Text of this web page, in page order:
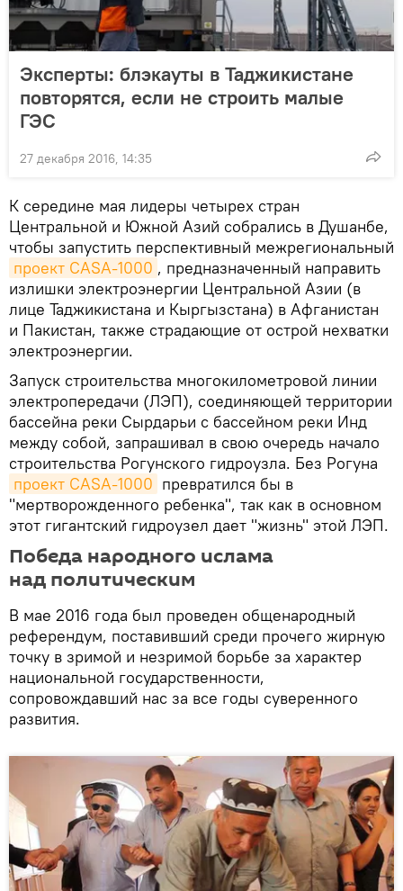
Эксперты: блэкауты в Таджикистане
повторятся, если не строить малые
ГЭС
27 декабря 2016, 14:35
К середине мая лидеры четырех стран
Центральной и Южной Азий собрались в Душанбе,
чтобы запустить перспективный межрегиональный
проект CASA-1000 , предназначенный направить
излишки электроэнергии Центральной Азии (в
лице Таджикистана и Кыргызстана) в Афганистан
и Пакистан, также страдающие от острой нехватки
электроэнергии.
Запуск строительства многокилометровой линии
электропередачи (ЛЭП), соединяющей территории
бассейна реки Сырдарьи с бассейном реки Инд
между собой, запрашивал в свою очередь начало
строительства Рогунского гидроузла. Без Рогуна
проект CASA-1000 превратился бы в
"мертворожденного ребенка", так как в основном
этот гигантский гидроузел дает "жизнь" этой ЛЭП.
Победа народного ислама
над политическим
В мае 2016 года был проведен общенародный
референдум, поставивший среди прочего жирную
точку в зримой и незримой борьбе за характер
национальной государственности,
сопровождавший нас за все годы суверенного
развития.